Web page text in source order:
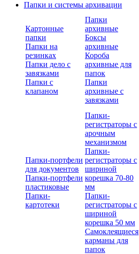
Папки и системы архивации
Картонные
папки
Папки на
резинках
Папки дело с
завязками
Папки с
клапаном
Папки
архивные
Боксы
архивные
Короба
архивные для
папок
Папки
архивные с
завязками
Папки-портфели
для документов
Папки-портфели
пластиковые
Папки-
картотеки
Папки-
регистраторы с
арочным
механизмом
Папки-
регистраторы с
шириной
корешка 70-80
мм
Папки-
регистраторы с
шириной
корешка 50 мм
Самоклеящиеся
карманы для
папок